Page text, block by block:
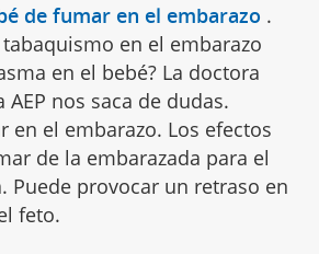
de fumar en el embarazo .
en el embarazo
en el bebé? La doctora
AEP nos saca de dudas.
en el embarazo. Los efectos
de la embarazada para el
Puede provocar un retraso en
feto.